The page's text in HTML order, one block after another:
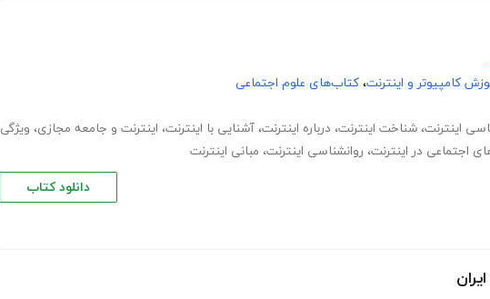
کامپیوتر و اینترنت، کتاب‌های علوم اجتماعی
اینترنت، شناخت اینترنت، درباره اینترنت، آشنایی با اینترنت، اینترنت و جامعه مجازی، ویژگی
اجتماعی در اینترنت، روانشناسی اینترنت، مبانی اینترنت
دانلود کتاب